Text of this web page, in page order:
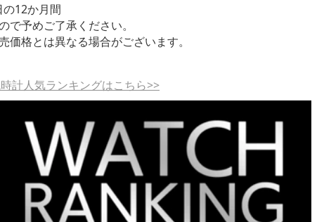
12か月間
予めご了承ください。
格とは異なる場合がございます。
計人気ランキングはこちら>>